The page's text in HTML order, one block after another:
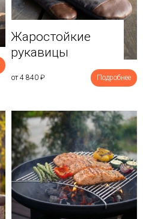
Жаростойкие
рукавицы
от 4 840 ₽ Подробнее